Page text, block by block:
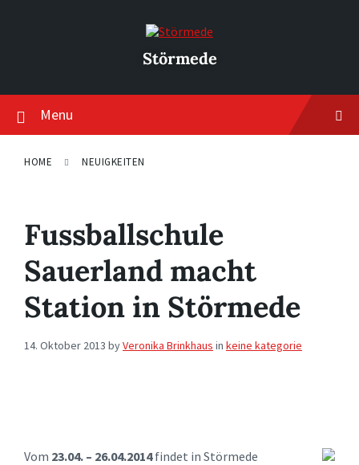
Störmede
Menu
HOME NEUIGKEITEN
Fussballschule
Sauerland macht
Station in Störmede
14. Oktober 2013 byVeronika Brinkhaus in keine kategorie
Vom 23.04. – 26.04.2014findet in Störmede